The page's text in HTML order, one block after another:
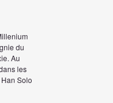
du
Au
les
Solo